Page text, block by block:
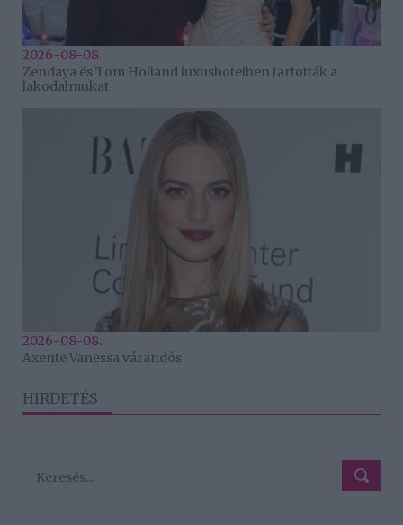
2026-08-08.
Zendaya és Tom Holland luxushotelben tartották a
lakodalmukat
2026-08-08.
Axente Vanessa várandós
HIRDETÉS